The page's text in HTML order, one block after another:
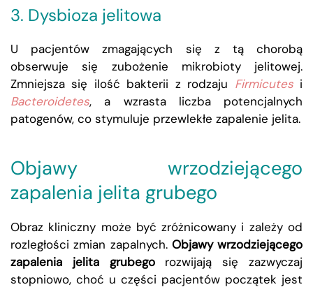
3. Dysbioza jelitowa
U pacjentów zmagających się z tą chorobą
obserwuje się zubożenie mikrobioty jelitowej.
Zmniejsza się ilość bakterii z rodzaju Firmicutesi
Bacteroidetes, a wzrasta liczba potencjalnych
patogenów, co stymuluje przewlekłe zapalenie jelita.
Objawy wrzodziejącego
zapalenia jelita grubego
Obraz kliniczny może być zróżnicowany i zależy od
rozległości zmian zapalnych. Objawy wrzodziejącego
zapalenia jelita grubegorozwijają się zazwyczaj
stopniowo, choć u części pacjentów początek jest